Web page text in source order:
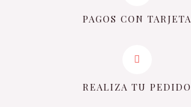
PAGOS CON TARJETA
REALIZA TU PEDIDO